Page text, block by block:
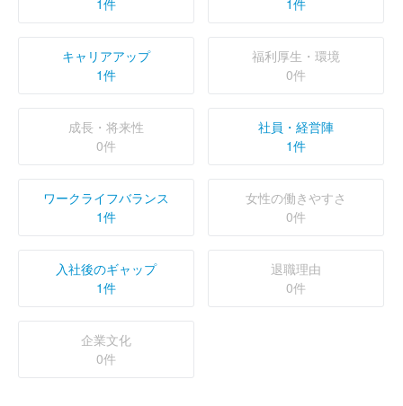
1件 1件
キャリアアップ
1件
福利厚生・環境
0件
成長・将来性
0件
社員・経営陣
1件
ワークライフバランス
1件
女性の働きやすさ
0件
入社後のギャップ
1件
退職理由
0件
企業文化
0件